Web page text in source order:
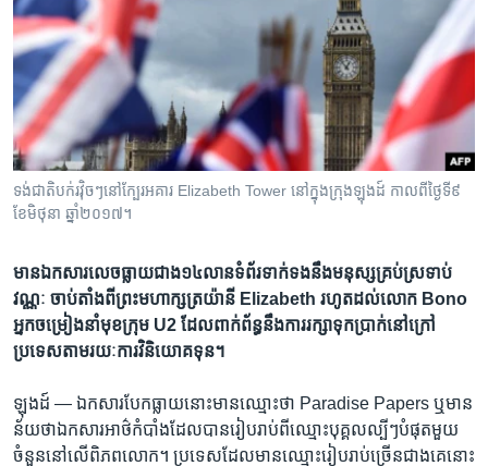
ទំព័រ​
រចនា
រំលង​
និង​
ចូល​
ទៅ​
កាន់​
ទំព័រ​
រក
កម្មវិធីទាំងអស់
Khmer English
បណ្តាញ​សង្គម
ទង់ជាតិ​បក់​រវ៉ិចៗ​នៅ​ក្បែរ​អគារ Elizabeth Tower នៅ​ក្នុង​ក្រុង​ឡុងដ៍ កាលពី​ថ្ងៃទី៩
ខែមិថុនា ឆ្នាំ២០១៧។
មាន​ឯកសារ​លេច​ធ្លាយ​ជាង​១៤​លាន​ទំព័រ​ទាក់​ទង​នឹង​មនុស្ស​គ្រប់​ស្រទាប់​
វណ្ណៈ​ ចាប់​តាំង​ពី​ព្រះ​មហាក្សត្រយ៉ានី​ Elizabeth​ រហូត​ដល់​លោក​ Bono​
អ្នក​ចម្រៀង​នាំ​មុខ​ក្រុម U2 ​ដែល​ពាក់​ព័ន្ធ​នឹង​ការ​រក្សា​ទុក​ប្រាក់​នៅ​ក្រៅ​
ប្រទេស​តាម​រយៈ​ការ​វិនិយោគ​ទុន។​
ឡុងដ៍ — ឯក​សារ​បែកធ្លាយ​នោះ​មាន​ឈ្មោះ​ថា​ Paradise Papers​ ឬ​មាន​
ន័យ​ថា​ឯកសារ​អាថ៌កំបាំង​ដែល​បាន​រៀប​រាប់ពី​ឈ្មោះ​បុគ្គល​ល្បីៗ​បំផុត​មួយ​
ចំនួន​នៅលើ​ពិភពលោក។ ប្រទេស​ដែល​មាន​ឈ្មោះ​រៀបរាប់​ច្រើន​ជាង​គេ​នោះ​